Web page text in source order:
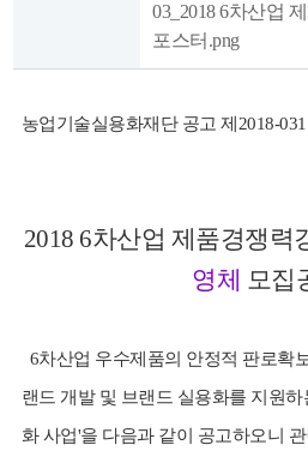
03_2018 6차산업
포스터.png
농업기술실용화재단 공고 제2018-031
2018 6차산업 제품경쟁력
영체 모집
6차산업 우수제품의 안정적 판로확
랜드 개발 및 브랜드 실용화를 지원
화 사업'을 다음과 같이 공고하오니 관